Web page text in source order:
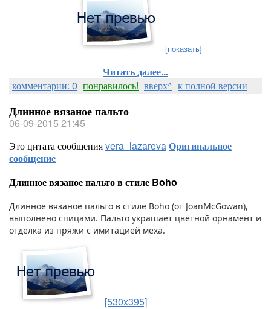
[показать]
Читать далее...
комментарии: 0 понравилось! вверх^ к полной версии
Длинное вязаное пальто
06-09-2015 21:45
Это цитата сообщенияvera_lazarevaОригинальное
сообщение
Длинное вязаное пальто в стиле Boho
Длинное вязаное пальто в стиле Boho (от JoanMcGowan),
выполнено спицами. Пальто украшает цветной орнамент и
отделка из пряжи с имитацией меха.
[530x395]